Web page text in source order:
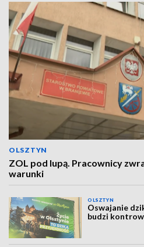
OLSZTYN
ZOL pod lupą. Pracownicy
warunki
OLSZTYN
Oswajanie
budzi